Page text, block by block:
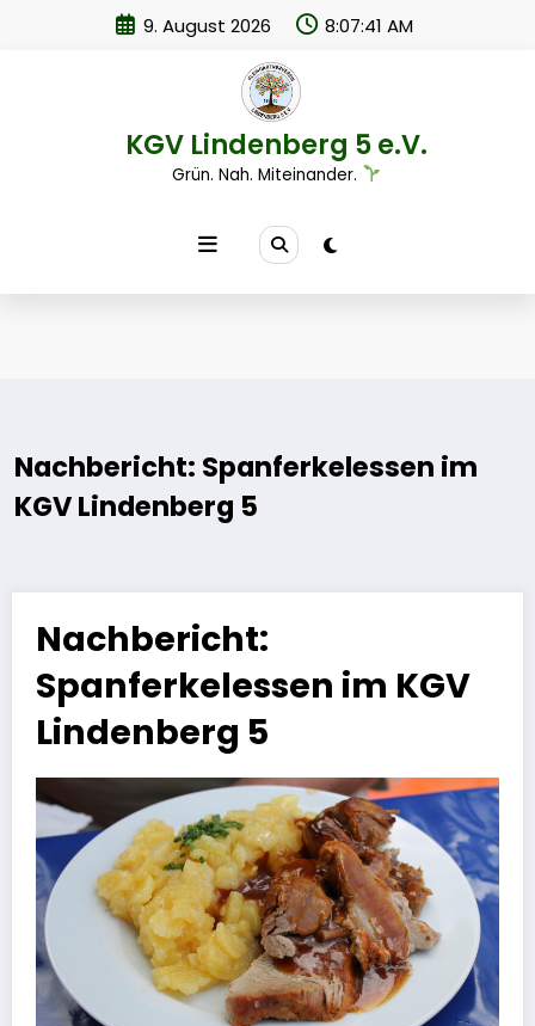
9. August 2026 8:07:41 AM
KGV Lindenberg 5 e.V.
Grün. Nah. Miteinander.
Nachbericht: Spanferkelessen im
KGV Lindenberg 5
Nachbericht:
Spanferkelessen im KGV
Lindenberg 5